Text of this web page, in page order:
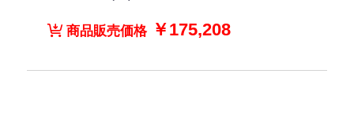
商品販売価格￥175,208